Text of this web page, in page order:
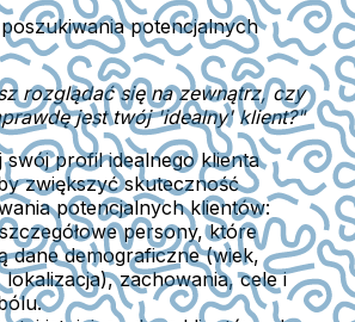
potencjalnych
rozglądać się na zewnątrz, czy
jest twój 'idealny' klient?"
swój profil idealnego klienta
zwiększyć skuteczność
potencjalnych klientów:
persony, które
dane demograficzne (wiek,
lokalizacja), zachowania, cele i